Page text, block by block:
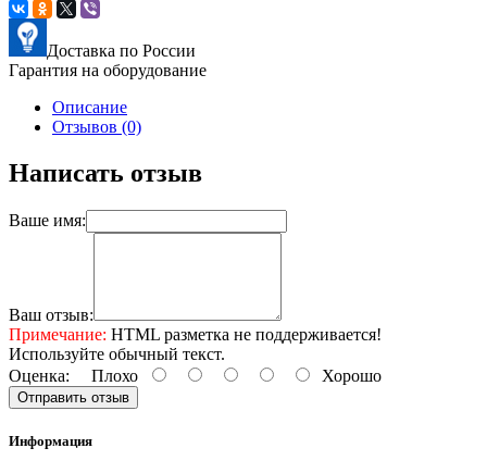
Доставка по России
Гарантия на оборудование
Описание
Отзывов (0)
Написать отзыв
Ваше имя:
Ваш отзыв:
Примечание: HTML разметка не поддерживается!
Используйте обычный текст.
Оценка: Плохо Хорошо
Отправить отзыв
Информация